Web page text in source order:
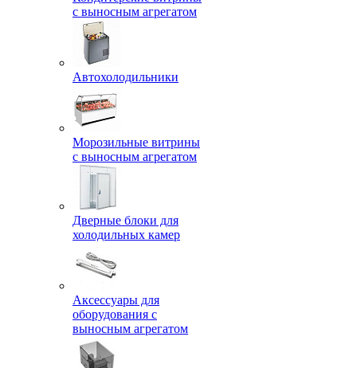
с выносным агрегатом
Автохолодильники
Морозильные витрины
с выносным агрегатом
Дверные блоки для
холодильных камер
Аксессуары для
оборудования с
выносным агрегатом